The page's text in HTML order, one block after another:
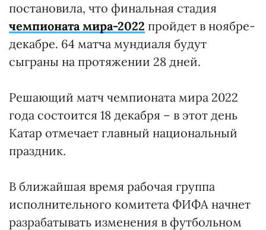
постановила, что финальная стадия
чемпионата мира-2022 пройдет в ноябре-
декабре. 64 матча мундиаля будут
сыграны на протяжении 28 дней.
Решающий матч чемпионата мира 2022
года состоится 18 декабря – в этот день
Катар отмечает главный национальный
праздник.
В ближайшая время рабочая группа
исполнительного комитета ФИФА начнет
разрабатывать изменения в футбольном